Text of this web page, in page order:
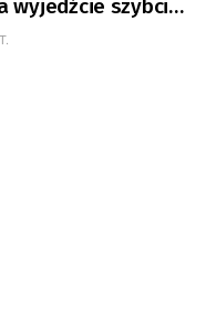
wyjedźcie szybciej